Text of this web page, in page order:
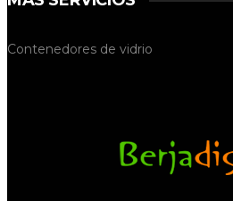
Contenedores de vidrio